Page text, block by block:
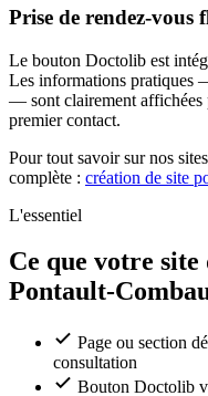
Prise de rendez-vous
Le bouton Doctolib est
Les informations pratiques
— sont clairement affichées
premier contact.
Pour tout savoir sur nos
complète : création de site
L'essentiel
Ce que votre site
Pontault-
Page ou section
consultation
Bouton Doctolib